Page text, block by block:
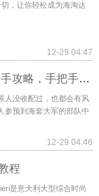
，让你轻松成为海淘达
12-29 04:47
2025年超详细海淘新手攻略，手把手教你如何海淘
人没收配过，也都会有风
参预到海套大军的部队中
12-29 04:46
程
是意大利大型综合时尚